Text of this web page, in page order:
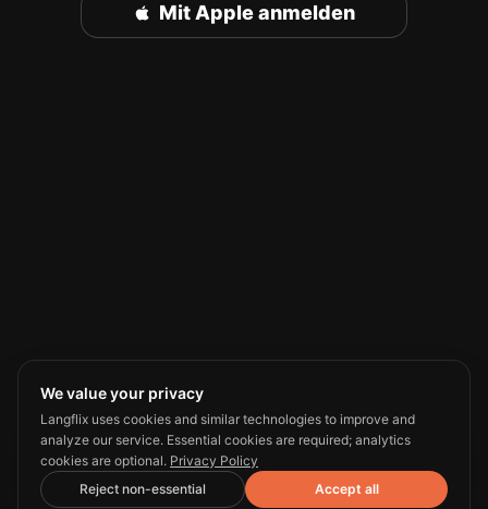
Mit Apple anmelden
We value your privacy
Langflix uses cookies and similar technologies to improve and
analyze our service. Essential cookies are required; analytics
cookies are optional. Privacy Policy
Reject non-essential
Accept all